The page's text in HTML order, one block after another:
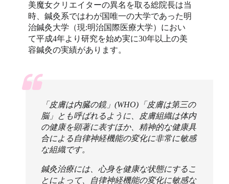
美魔女クリエイターの異名を取る総院長は当
時、鍼灸系ではわが国唯一の大学であった明
治鍼灸大学（現:明治国際医療大学）におい
て平成4年より研究を始め実に30年以上の美
容鍼灸の実績があります。
「皮膚は内臓の鏡」(WHO)「皮膚は第三の
脳」とも呼ばれるように、皮膚組織は体内
の健康を顕著に表すほか、精神的な健康具
合による自律神経機能の変化に非常に敏感
な組織です。
鍼灸治療には、心身を健康な状態にするこ
とによって、自律神経機能の変化に敏感な